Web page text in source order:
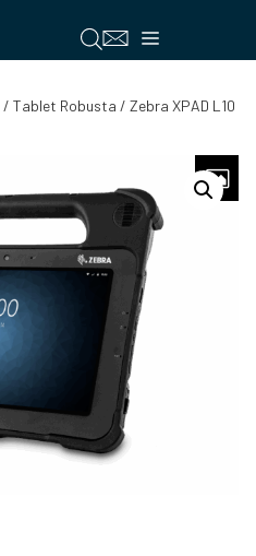
Menú
/ Tablet Robusta / Zebra XPAD L10